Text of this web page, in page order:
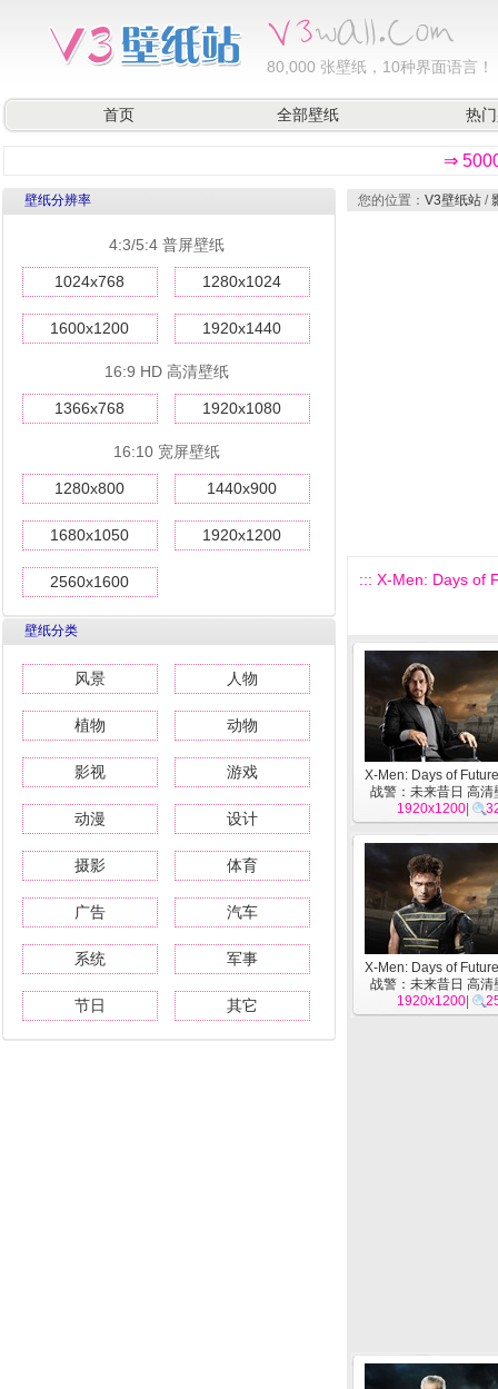
80,000 张壁纸，10种界面语言！
首页 全部壁纸 热
⇒
壁纸分辨率
4:3/5:4 普屏壁纸
1024x768 1280x1024
1600x1200 1920x1440
16:9 HD 高清壁纸
1366x768 1920x1080
16:10 宽屏壁纸
1280x800 1440x900
1680x1050 1920x1200
2560x1600
壁纸分类
风景 人物
植物 动物
影视 游戏
动漫 设计
摄影 体育
广告 汽车
系统 军事
节日 其它
您的位置： V3壁纸站 /
::: X-Men: Days of
X-Men: Days of
战警：未来昔日 高清
1920x1200
X-Men: Days of
战警：未来昔日 高清
1920x1200